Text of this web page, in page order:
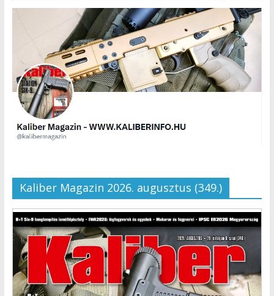
Kaliber Magazin 2026. augusztus (349.)